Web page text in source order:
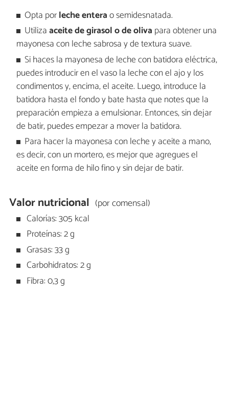
Opta porleche enterao semidesnatada.
Utilizaaceite de girasol o de oliva para obtener una
mayonesa con leche sabrosa y de textura suave.
Si haces la mayonesa de leche con batidora eléctrica,
puedes introducir en el vaso la leche con el ajo y los
condimentos y, encima, el aceite. Luego, introduce la
batidora hasta el fondo y bate hasta que notes que la
preparación empieza a emulsionar. Entonces, sin dejar
de batir, puedes empezar a mover la batidora.
Para hacer la mayonesa con leche y aceite a mano,
es decir, con un mortero, es mejor que agregues el
aceite en forma de hilo fino y sin dejar de batir.
Valor nutricional (por comensal)
Calorías: 305 kcal
Proteínas: 2 g
Grasas: 33 g
Carbohidratos: 2 g
Fibra: 0,3 g